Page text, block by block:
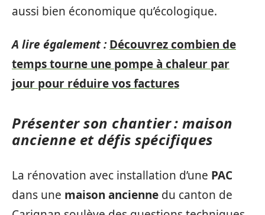
aussi bien économique qu’écologique.
A lire également : Découvrez combien de
temps tourne une pompe à chaleur par
jour pour réduire vos factures
Présenter son chantier : maison
ancienne et défis spécifiques
La rénovation avec installation d’une PAC
dans une maison ancienne du canton de